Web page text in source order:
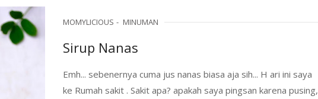
MOMYLICIOUS MINUMAN
Sirup Nanas
Emh... sebenernya cuma jus nanas biasa aja sih... H ari ini saya
ke Rumah sakit . Sakit apa? apakah saya pingsan karena pusing,